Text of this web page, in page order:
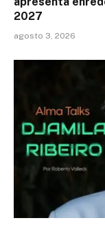
2027
agosto 3, 2026